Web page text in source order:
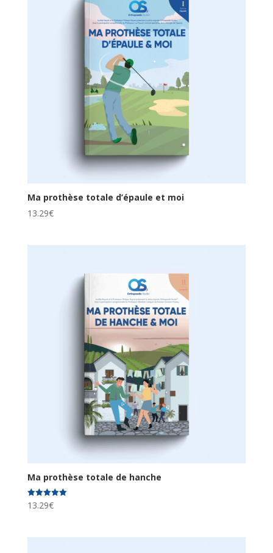
Ma prothèse totale d’épaule et moi
13.29€
Ma prothèse totale de hanche
Note
5.00
13.29€